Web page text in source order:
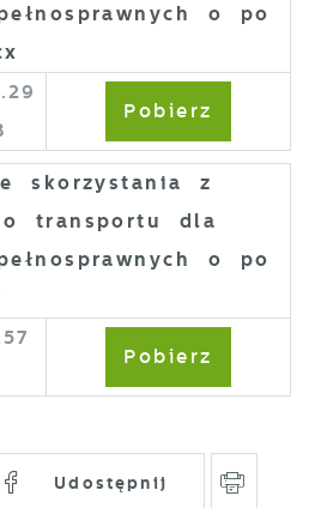
o po
Pobierz
skorzystania z
transportu dla
o po
Pobierz
Udostępnij